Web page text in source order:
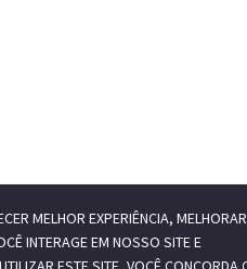
MELHOR EXPERIÊNCIA,
INTERAGE EM NOSSO SITE E